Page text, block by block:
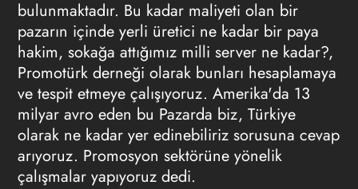
bulunmaktadır. Bu kadar maliyeti olan bir
pazarın içinde yerli üretici ne kadar bir paya
hakim, sokağa attığımız milli server ne kadar?,
Promotürk derneği olarak bunları hesaplamaya
ve tespit etmeye çalışıyoruz. Amerika'da 13
milyar avro eden bu Pazarda biz, Türkiye
olarak ne kadar yer edinebiliriz sorusuna cevap
arıyoruz. Promosyon sektörüne yönelik
çalışmalar yapıyoruz dedi.